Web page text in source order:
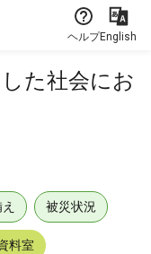
ヘルプEnglish
た社会にお
被災状況
料室